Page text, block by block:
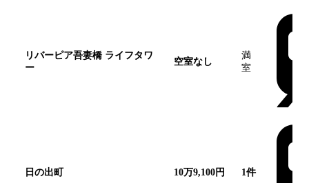
リバーピア吾妻橋 ライフタワ
ー
空室なし
満
室
日の出町 10万9,100円 1件